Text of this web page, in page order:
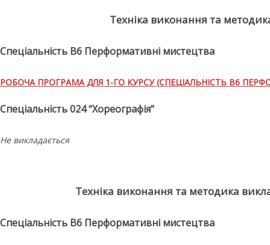
Техніка виконання та
Спеціальність В6 Перформативні мистецтва
РОБОЧА ПРОГРАМА ДЛЯ 1-ГО КУРСУ (СПЕЦІАЛЬНІСТЬ В6
Спеціальність 024 “Хореографія”
Не викладається
Техніка виконання та методика
Спеціальність В6 Перформативні мистецтва